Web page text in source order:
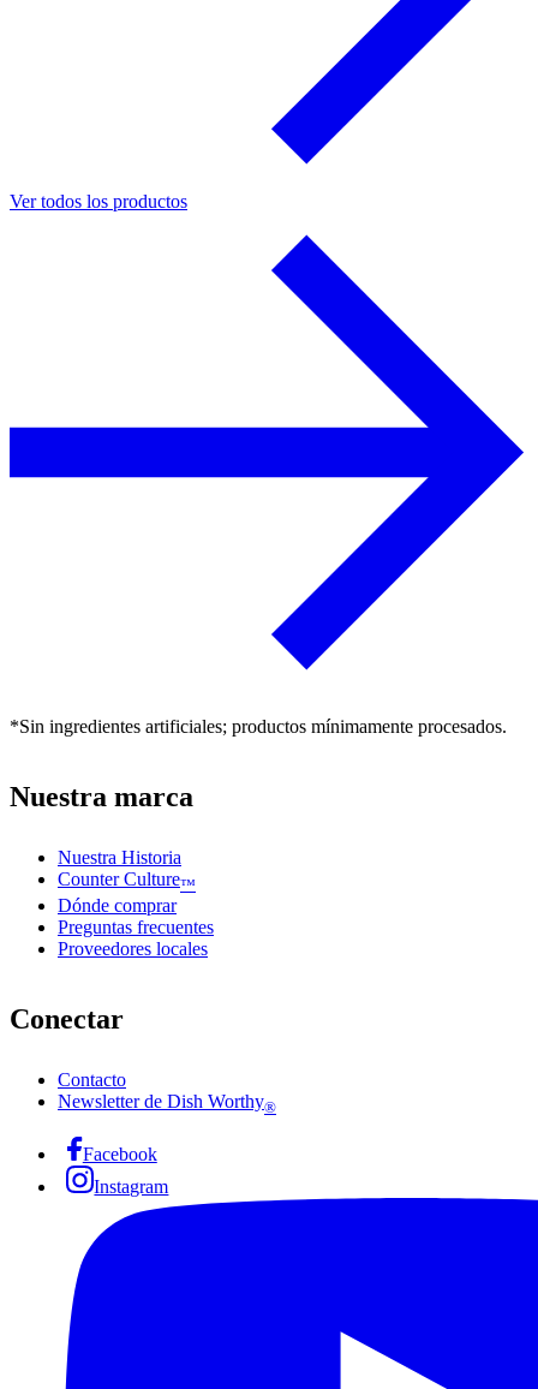
Ver todos los productos
*Sin ingredientes artificiales; productos mínimamente procesados.
Nuestra marca
Nuestra Historia
Counter Culture™
Dónde comprar
Preguntas frecuentes
Proveedores locales
Conectar
Contacto
Newsletter de Dish Worthy®
Facebook
Instagram